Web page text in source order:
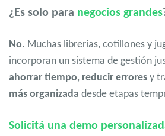
¿Es solo para negocios grandes
No. Muchas librerías, cotillones y
incorporan un sistema de gestión
ahorrar tiempo, reducir errores y
más organizada desde etapas
Solicitá una demo